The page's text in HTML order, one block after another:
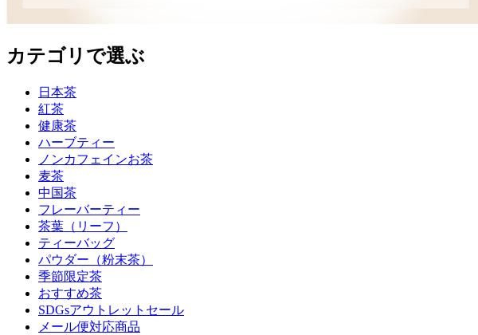
カテゴリで選ぶ
日本茶
紅茶
健康茶
ハーブティー
ノンカフェインお茶
麦茶
中国茶
フレーバーティー
茶葉（リーフ）
ティーバッグ
パウダー（粉末茶）
季節限定茶
おすすめ茶
SDGsアウトレットセール
メール便対応商品